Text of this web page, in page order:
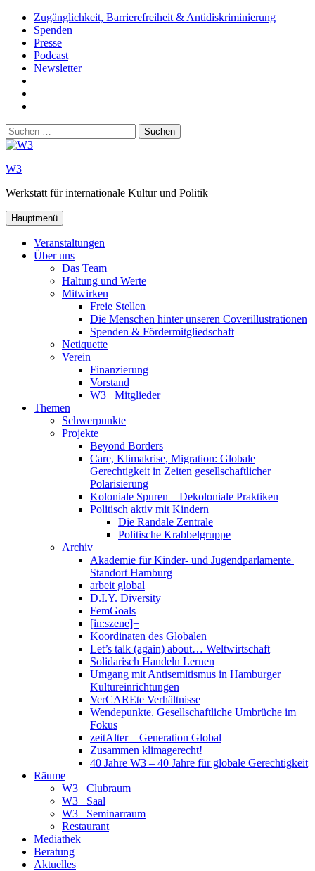
Zum
Inhalt
springen
Zugänglichkeit, Barrierefreiheit & Antidiskriminierung
Spenden
Presse
Podcast
Newsletter
Youtube
Suchen
nach:
W3
Werkstatt für internationale Kultur und Politik
Hauptmenü
Veranstaltungen
Über uns
Das Team
Haltung und Werte
Mitwirken
Freie Stellen
Die Menschen hinter unseren Coverillustrationen
Spenden & Fördermitgliedschaft
Netiquette
Verein
Finanzierung
Vorstand
W3_ Mitglieder
Themen
Schwerpunkte
Projekte
Beyond Borders
Care, Klimakrise, Migration: Globale
Gerechtigkeit in Zeiten gesellschaftlicher
Polarisierung
Koloniale Spuren – Dekoloniale Praktiken
Politisch aktiv mit Kindern
Die Randale Zentrale
Politische Krabbelgruppe
Archiv
Akademie für Kinder- und Jugendparlamente |
Standort Hamburg
arbeit global
D.I.Y. Diversity
FemGoals
[in:szene]+
Koordinaten des Globalen
Let’s talk (again) about… Weltwirtschaft
Solidarisch Handeln Lernen
Umgang mit Antisemitismus in Hamburger
Kultureinrichtungen
VerCAREte Verhältnisse
Wendepunkte. Gesellschaftliche Umbrüche im
Fokus
zeitAlter – Generation Global
Zusammen klimagerecht!
40 Jahre W3 – 40 Jahre für globale Gerechtigkeit
Räume
W3_ Clubraum
W3_ Saal
W3_ Seminarraum
Restaurant
Mediathek
Beratung
Aktuelles